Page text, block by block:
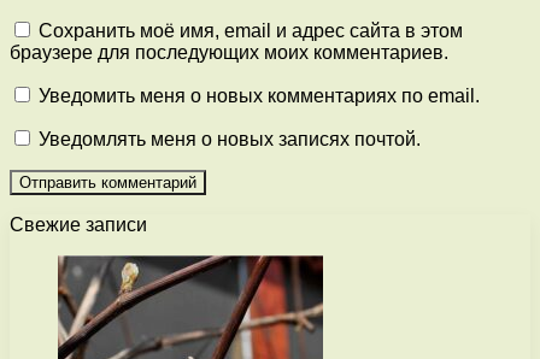
Сохранить моё имя, email и адрес сайта в этом
браузере для последующих моих комментариев.
Уведомить меня о новых комментариях по email.
Уведомлять меня о новых записях почтой.
Свежие записи